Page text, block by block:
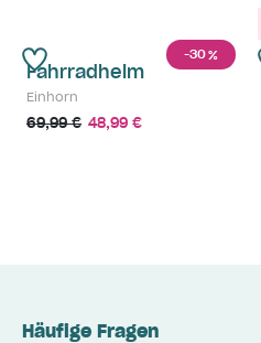
-30%
Fahrradhelm
Einhorn
69,99 € 48,99 €
Häufige Fragen